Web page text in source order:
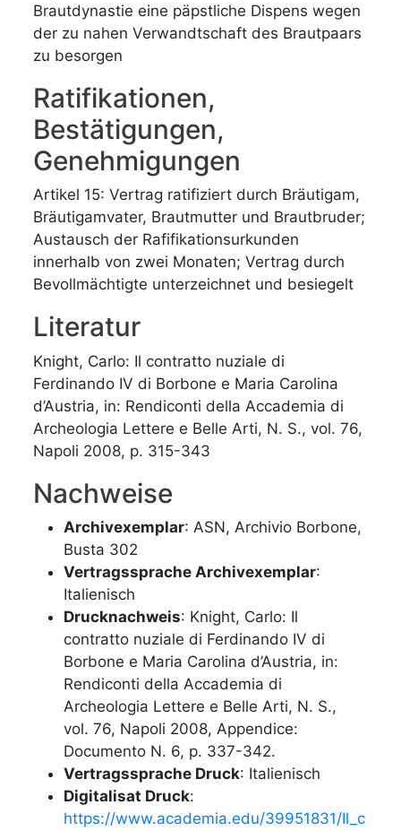
Brautdynastie eine päpstliche Dispens wegen
der zu nahen Verwandtschaft des Brautpaars
zu besorgen
Ratifikationen,
Bestätigungen,
Genehmigungen
Artikel 15: Vertrag ratifiziert durch Bräutigam,
Bräutigamvater, Brautmutter und Brautbruder;
Austausch der Rafifikationsurkunden
innerhalb von zwei Monaten; Vertrag durch
Bevollmächtigte unterzeichnet und besiegelt
Literatur
Knight, Carlo: Il contratto nuziale di
Ferdinando IV di Borbone e Maria Carolina
d’Austria, in: Rendiconti della Accademia di
Archeologia Lettere e Belle Arti, N. S., vol. 76,
Napoli 2008, p. 315-343
Nachweise
Archivexemplar: ASN, Archivio Borbone,
Busta 302
Vertragssprache Archivexemplar:
Italienisch
Drucknachweis: Knight, Carlo: Il
contratto nuziale di Ferdinando IV di
Borbone e Maria Carolina d’Austria, in:
Rendiconti della Accademia di
Archeologia Lettere e Belle Arti, N. S.,
vol. 76, Napoli 2008, Appendice:
Documento N. 6, p. 337-342.
Vertragssprache Druck: Italienisch
Digitalisat Druck:
https://www.academia.edu/39951831/Il_c